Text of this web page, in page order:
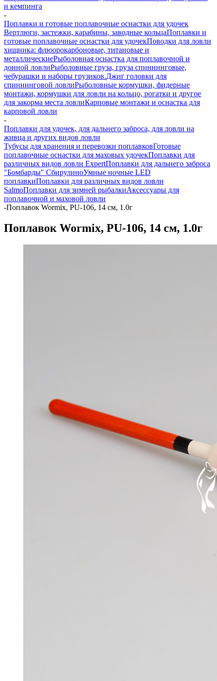
и кемпинга
-
Поплавки и готовые поплавочные оснастки для удочек
Вертлюги, застежки, карабины, заводные кольцаПоплавки и
готовые поплавочные оснастки для удочекПоводки для ловли
хищника: флюорокарбоновые, титановые и
металлическиеРыболовная оснастка для поплавочной и
донной ловлиРыболовные груза, груза спиннинговые,
чебурашки и наборы грузиков.Джиг головки для
спиннинговой ловлиРыболовные кормушки, фидерные
монтажи, кормушки для ловли на кольцо, рогатки и другое
для закорма места ловлиКарповые монтажи и оснастка для
карповой ловли
-
Поплавки для удочек, для дальнего заброса, для ловли на
живца и других видов ловли
Тубусы для хранения и перевозки поплавковГотовые
поплавочные оснастки для маховых удочекПоплавки для
различных видов ловли ExpertПоплавки для дальнего заброса
"Бомбарды" СбирулиноУмные ночные LED
поплавкиПоплавки для различных видов ловли
SalmoПоплавки для зимней рыбалкиАксессуары для
поплавочной и маховой ловли
-Поплавок Wormix, PU-106, 14 см, 1.0г
Поплавок Wormix, PU-106, 14 см, 1.0г